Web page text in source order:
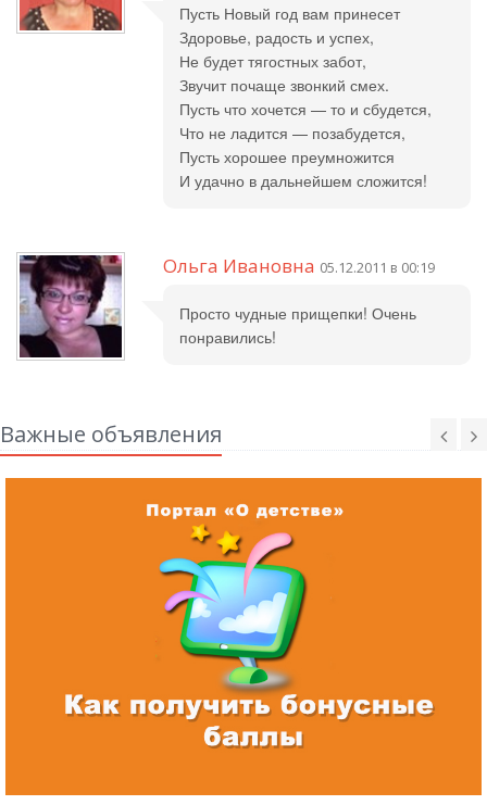
Пусть Новый год вам принесет
Здоровье, радость и успех,
Не будет тягостных забот,
Звучит почаще звонкий смех.
Пусть что хочется — то и сбудется,
Что не ладится — позабудется,
Пусть хорошее преумножится
И удачно в дальнейшем сложится!
Ольга Ивановна 05.12.2011 в 00:19
Просто чудные прищепки! Очень
понравились!
Важные объявления